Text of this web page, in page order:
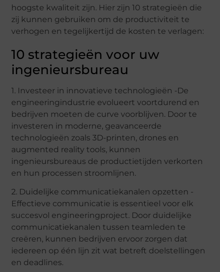
hoogste kwaliteit zijn. Hier zijn 10 strategieën die
zij kunnen gebruiken om de productiviteit te
verhogen en tegelijkertijd de kosten te verlagen:
10 strategieën voor uw
ingenieursbureau
1. Investeer in innovatieve technologieën -De
engineeringindustrie evolueert voortdurend en
bedrijven moeten de curve voorblijven. Door te
investeren in moderne, geavanceerde
technologieën zoals 3D-printen, drones en
augmented reality tools, kunnen
ingenieursbureaus de productietijden verkorten
en hun processen stroomlijnen.
2. Duidelijke communicatiekanalen opzetten -
Effectieve communicatie is essentieel voor elk
succesvol engineeringproject. Door duidelijke
communicatiekanalen tussen teamleden te
creëren, kunnen bedrijven ervoor zorgen dat
iedereen op één lijn zit wat betreft doelstellingen
en deadlines.